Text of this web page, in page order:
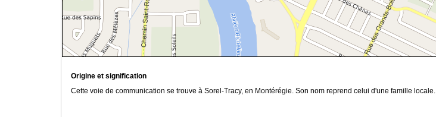
Origine et signification
Cette voie de communication se trouve à Sorel-Tracy, en Montérégie. Son nom reprend celui d'une famille locale.